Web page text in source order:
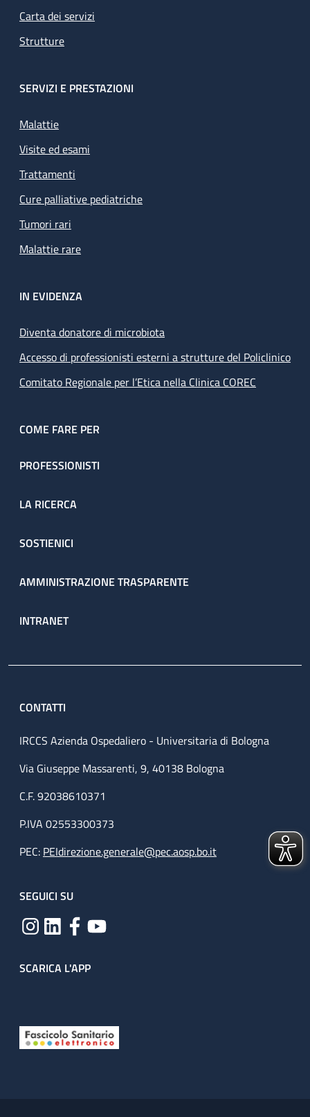
Carta dei servizi
Strutture
SERVIZI E PRESTAZIONI
Malattie
Visite ed esami
Trattamenti
Cure palliative pediatriche
Tumori rari
Malattie rare
IN EVIDENZA
Diventa donatore di microbiota
Accesso di professionisti esterni a strutture del Policlinico
Comitato Regionale per l’Etica nella Clinica COREC
COME FARE PER
PROFESSIONISTI
LA RICERCA
SOSTIENICI
AMMINISTRAZIONE TRASPARENTE
INTRANET
CONTATTI
IRCCS Azienda Ospedaliero - Universitaria di Bologna
Via Giuseppe Massarenti, 9, 40138 Bologna
C.F. 92038610371
P.IVA 02553300373
PEC: PEIdirezione.generale@pec.aosp.bo.it
SEGUICI SU
SCARICA L'APP